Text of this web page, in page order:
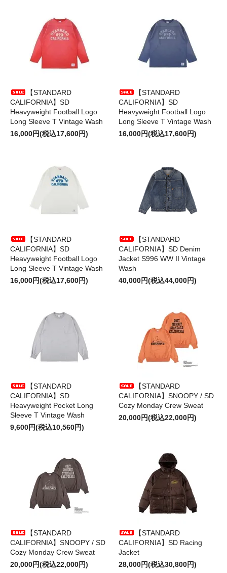
【STANDARD
CALIFORNIA】SD
Heavyweight Football Logo
Long Sleeve T Vintage Wash
16,000円(税込17,600円)
【STANDARD
CALIFORNIA】SD
Heavyweight Football Logo
Long Sleeve T Vintage Wash
16,000円(税込17,600円)
【STANDARD
CALIFORNIA】SD
Heavyweight Football Logo
Long Sleeve T Vintage Wash
16,000円(税込17,600円)
【STANDARD
CALIFORNIA】SD Denim
Jacket S996 WW II Vintage
Wash
40,000円(税込44,000円)
【STANDARD
CALIFORNIA】SD
Heavyweight Pocket Long
Sleeve T Vintage Wash
9,600円(税込10,560円)
【STANDARD
CALIFORNIA】SNOOPY / SD
Cozy Monday Crew Sweat
20,000円(税込22,000円)
【STANDARD
CALIFORNIA】SNOOPY / SD
Cozy Monday Crew Sweat
20,000円(税込22,000円)
【STANDARD
CALIFORNIA】SD Racing
Jacket
28,000円(税込30,800円)